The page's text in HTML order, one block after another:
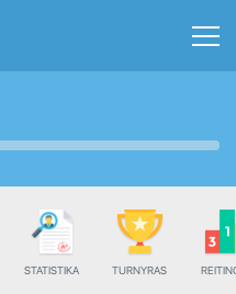
STATISTIKA TURNYRAS